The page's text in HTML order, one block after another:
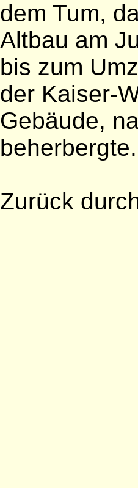
dem Tum,
Altbau am
bis zum
der Kaiser-
Gebäude,
beherbergte.
Zurück